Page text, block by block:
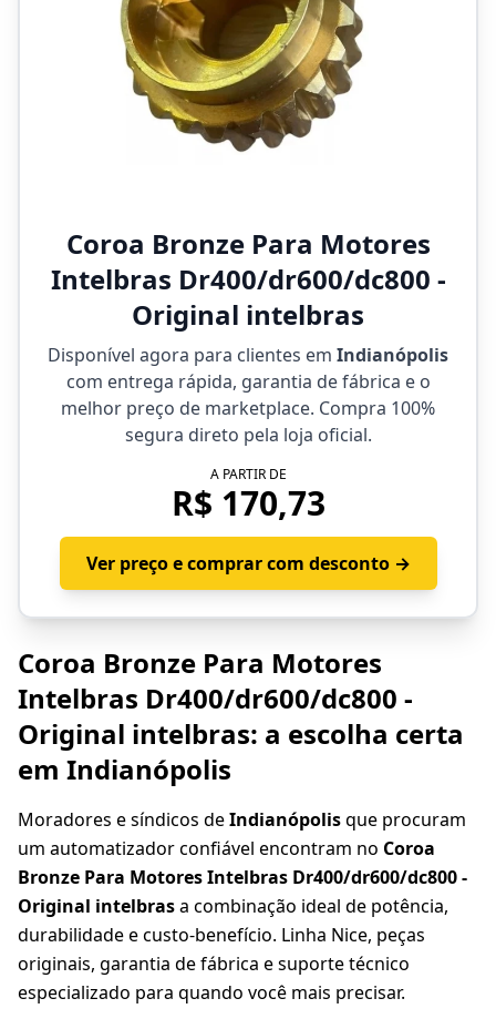
Coroa Bronze Para Motores
Intelbras Dr400/dr600/dc800 -
Original intelbras
Disponível agora para clientes em Indianópolis
com entrega rápida, garantia de fábrica e o
melhor preço de marketplace. Compra 100%
segura direto pela loja oficial.
A PARTIR DE
R$ 170,73
Ver preço e comprar com desconto →
Coroa Bronze Para Motores
Intelbras Dr400/dr600/dc800 -
Original intelbras: a escolha certa
em Indianópolis
Moradores e síndicos deIndianópolisque procuram
um automatizador confiável encontram no Coroa
Bronze Para Motores Intelbras Dr400/dr600/dc800 -
Original intelbrasa combinação ideal de potência,
durabilidade e custo-benefício. Linha Nice, peças
originais, garantia de fábrica e suporte técnico
especializado para quando você mais precisar.